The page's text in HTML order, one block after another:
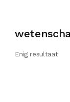
Enig resultaat